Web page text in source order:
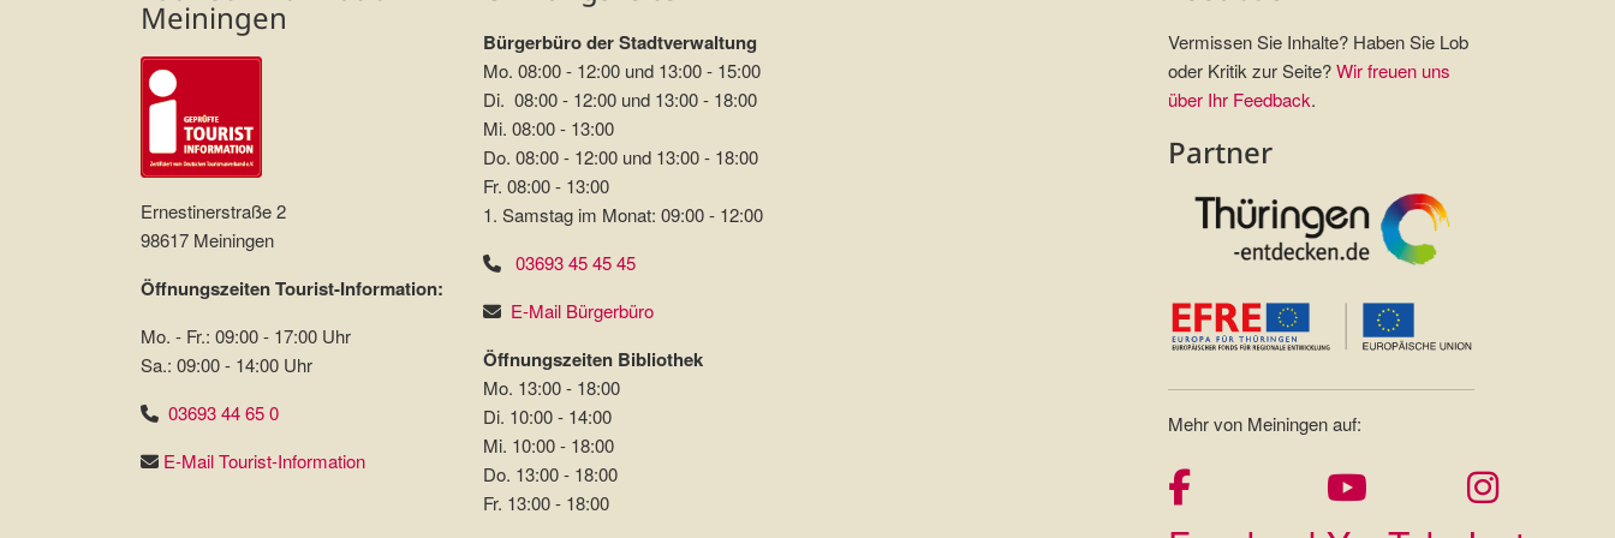
Meiningen
Ernestinerstraße 2
98617 Meiningen
Öffnungszeiten Tourist-Information:
Mo. - Fr.: 09:00 - 17:00 Uhr
Sa.: 09:00 - 14:00 Uhr
03693 44 65 0
E-Mail Tourist-Information
Bürgerbüro der Stadtverwaltung
Mo. 08:00 - 12:00 und 13:00 - 15:00
Di. 08:00 - 12:00 und 13:00 - 18:00
Mi. 08:00 - 13:00
Do. 08:00 - 12:00 und 13:00 - 18:00
Fr. 08:00 - 13:00
1. Samstag im Monat: 09:00 - 12:00
03693 45 45 45
E-Mail Bürgerbüro
Öffnungszeiten Bibliothek
Mo. 13:00 - 18:00
Di. 10:00 - 14:00
Mi. 10:00 - 18:00
Do. 13:00 - 18:00
Fr. 13:00 - 18:00
Vermissen Sie Inhalte? Haben Sie Lob
oder Kritik zur Seite?Wir freuen uns
über Ihr Feedback.
Partner
Mehr von Meiningen auf: